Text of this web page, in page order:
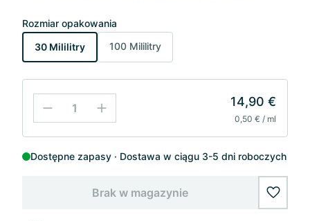
Rozmiar opakowania
30 Mililitry
100 Mililitry
14,90 €
0,50 € / ml
Dostępne zapasy Dostawa w ciągu 3-5 dni roboczych
Brak w magazynie